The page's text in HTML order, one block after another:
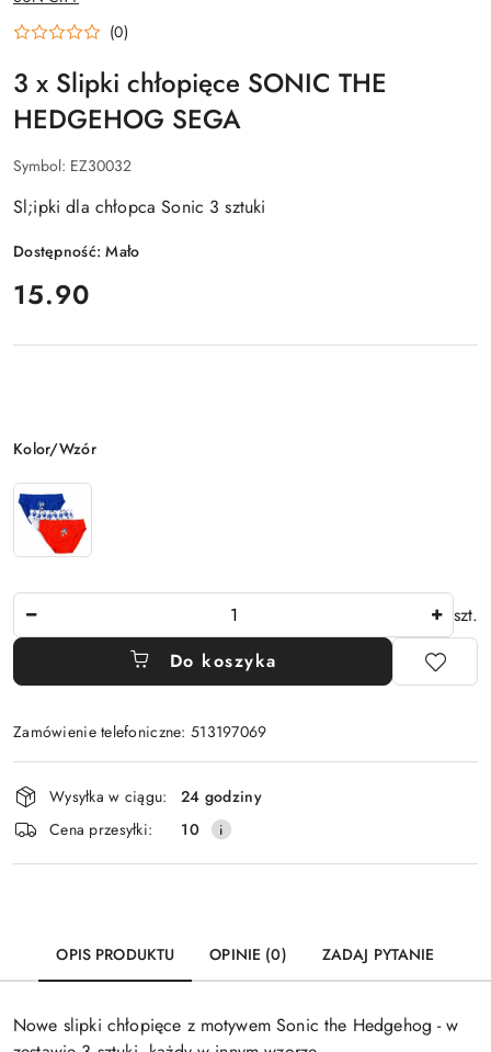
PRODUCENTA:
(0)
3 x Slipki chłopięce SONIC THE
HEDGEHOG SEGA
Symbol: EZ30032
Sl;ipki dla chłopca Sonic 3 sztuki
Dostępność:Mało
cena:
15.90
Wariant
Kolor/Wzór
szt.
Do koszyka
Zamówienie telefoniczne: 513197069
Dostępność
i
dostawa
Wysyłka w ciągu:
24 godziny
Cena przesyłki:
10
OPIS PRODUKTU OPINIE (0) ZADAJ PYTANIE
Nowe slipki chłopięce z motywem Sonic the Hedgehog - w